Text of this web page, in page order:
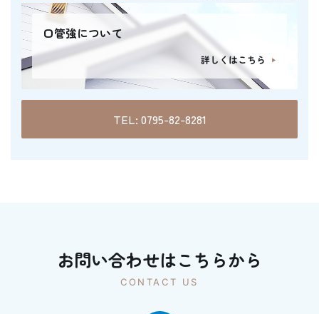
口管強について
詳しくはこちら
TEL: 0795-82-8281
お問い合わせはこちらから
CONTACT US